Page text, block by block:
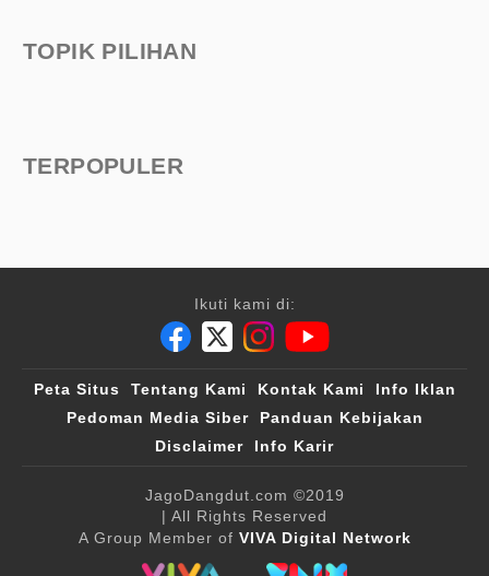
TOPIK PILIHAN
TERPOPULER
Ikuti kami di:
Peta Situs Tentang Kami Kontak Kami
Info Iklan
Pedoman Media Siber
Panduan Kebijakan
Disclaimer
Info Karir
JagoDangdut.com ©2019
| All Rights Reserved
A Group Member of VIVA Digital Network